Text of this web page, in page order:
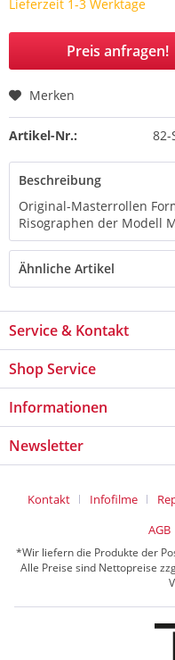
Lieferzeit 1-3 Werktage
Preis anfragen!
Merken
Artikel-Nr.: 82-
Beschreibung
Original-Masterrollen
Risographen der Modell
Ähnliche Artikel
Service & Kontakt
Shop Service
Informationen
Newsletter
Kontakt Infofilme
AGB
*Wir liefern die Produkte der
Alle Preise sind Nettopreise